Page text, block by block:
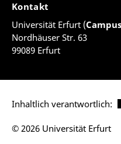
Kontakt
Universität Erfurt (
Nordhäuser Str. 63
99089 Erfurt
Inhaltlich verantwortlich:
© 2026 Universität Erfurt